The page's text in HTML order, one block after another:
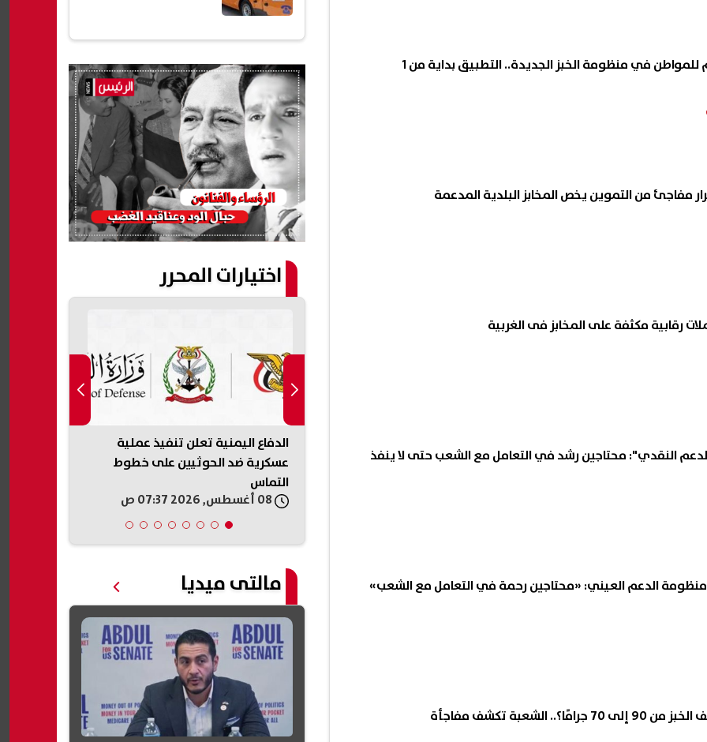
سعر رغيف الخبز المدعم للمواطن في منظومة الخبز الجديدة.. التطبيق بداية من 1
النقدي": محتاجين رشد في التعامل مع الشعب حتى لا ينفذ
الدعم العيني: «محتاجين رحمة في التعامل مع الشعب»
الشعبة تكشف مفاجأة
اختيارات المحرر
مفاجئ من ريال أوفييدو
فيديوهات رقص مدافع الزمالك
الدفاع اليمنية تعلن تنفيذ عملية
عسكرية ضد الحوثيين على خطوط
التماس
مالتى ميديا